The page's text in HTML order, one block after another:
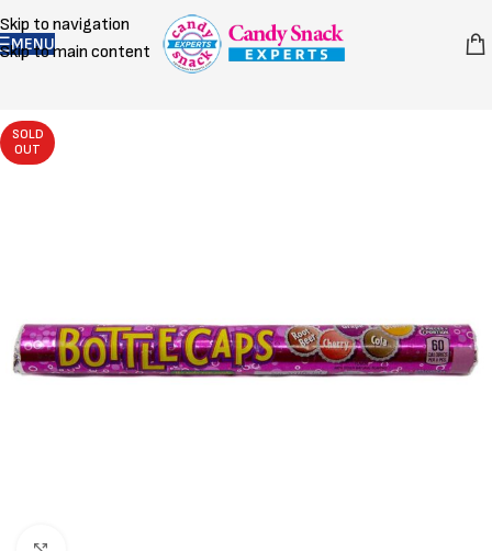
Skip to navigation
Skip to main content
MENU
SOLD
OUT